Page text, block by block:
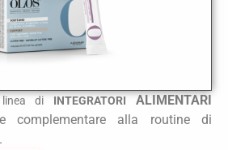
linea di INTEGRATORIALIMENTARI
complementare alla routine di